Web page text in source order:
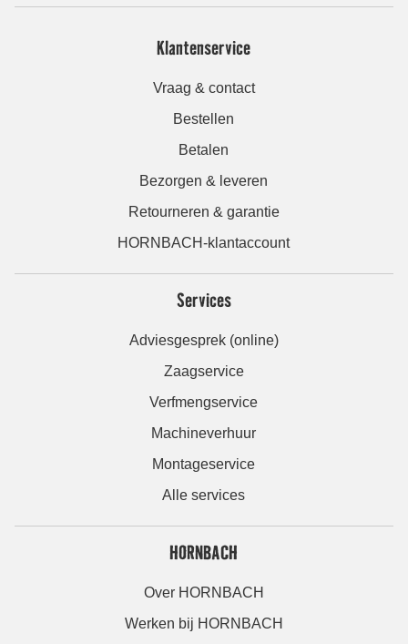
Klantenservice
Vraag & contact
Bestellen
Betalen
Bezorgen & leveren
Retourneren & garantie
HORNBACH-klantaccount
Services
Adviesgesprek (online)
Zaagservice
Verfmengservice
Machineverhuur
Montageservice
Alle services
HORNBACH
Over HORNBACH
Werken bij HORNBACH